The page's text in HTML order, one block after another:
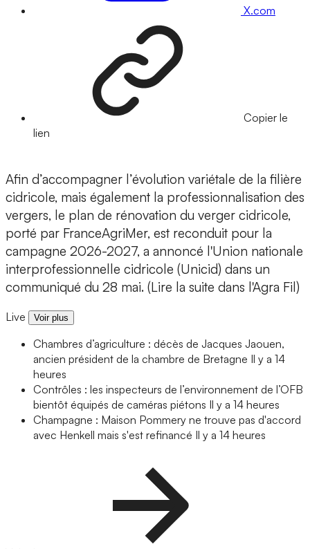
X.com
Copier le
lien
Afin d’accompagner l’évolution variétale de la filière
cidricole, mais également la professionnalisation des
vergers, le plan de rénovation du verger cidricole,
porté par FranceAgriMer, est reconduit pour la
campagne 2026-2027, a annoncé l'Union nationale
interprofessionnelle cidricole (Unicid) dans un
communiqué du 28 mai. (Lire la suite dans l'Agra Fil)
Live Voir plus
Chambres d’agriculture : décès de Jacques Jaouen,
ancien président de la chambre de Bretagne Il y a 14
heures
Contrôles : les inspecteurs de l’environnement de l’OFB
bientôt équipés de caméras piétons Il y a 14 heures
Champagne : Maison Pommery ne trouve pas d'accord
avec Henkell mais s'est refinancé Il y a 14 heures